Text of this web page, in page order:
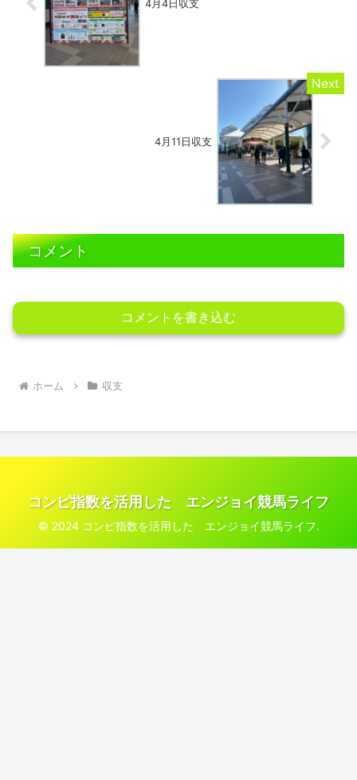
4月4日収支
4月11日収支
コメント
コメントを書き込む
ホーム 収支
コンピ指数を活用した エンジョイ競馬ライフ
© 2024 コンピ指数を活用した エンジョイ競馬ライフ.